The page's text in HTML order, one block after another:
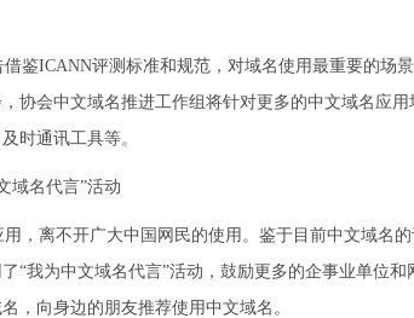
借鉴ICANN评测标准和规范，对域名使用最重要的
协会中文域名推进工作组将针对更多的中文域名应
时通讯工具等。
域名代言”活动
，离不开广大中国网民的使用。鉴于目前中文域名
“我为中文域名代言”活动，鼓励更多的企事业单位
，向身边的朋友推荐使用中文域名。